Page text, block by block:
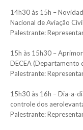
14h30 às 15h –
Nacional de Aviação
Palestrante:
15h às 15h30 –
DECEA (Departamento
Palestrante:
15h30 às 16h – Dia-a-
controle dos
Palestrante: